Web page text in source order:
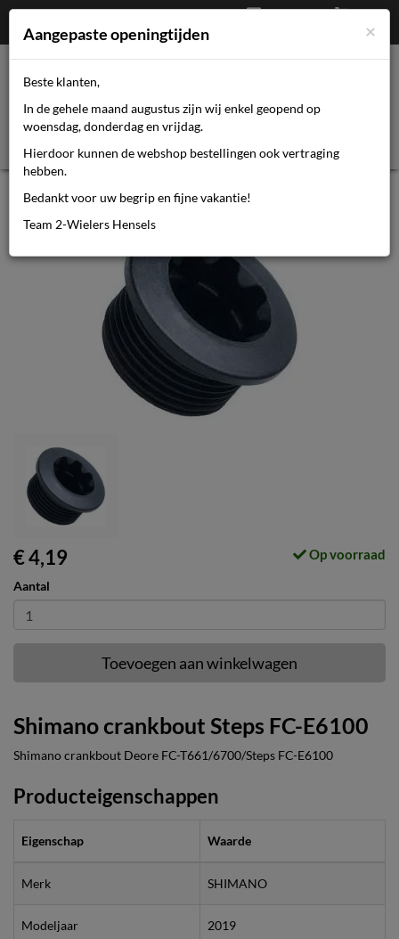
€0,00
Afrekenen
Mijn account
Shimano crankbout Steps FC-E6100
€ 4,19 Op voorraad
Aantal
Toevoegen aan winkelwagen
Shimano crankbout Steps FC-E6100
Shimano crankbout Deore FC-T661/6700/Steps FC-E6100
Producteigenschappen
Eigenschap Waarde
Merk SHIMANO
Modeljaar 2019
×
Aangepaste openingtijden
Beste klanten,
In de gehele maand augustus zijn wij enkel geopend op
woensdag, donderdag en vrijdag.
Hierdoor kunnen de webshop bestellingen ook vertraging
hebben.
Bedankt voor uw begrip en fijne vakantie!
Team 2-Wielers Hensels